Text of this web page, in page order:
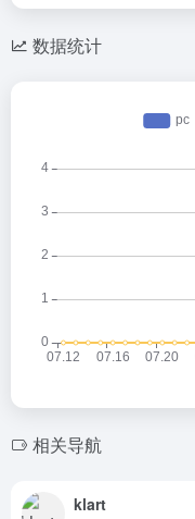
数据统计
相关导航
klart